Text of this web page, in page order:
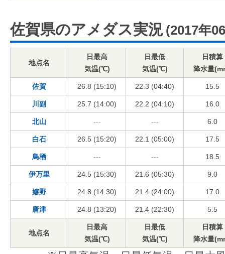
佐賀県のアメダス実況 (2017年
地点名
日最高
気温(℃)
日最低
気温(℃)
日積算
降水量
佐賀 26.8 (15:10) 22.3 (04:40) 15.5
川副 25.7 (14:00) 22.2 (04:10) 16.0
北山 --- --- 6.0
白石 26.5 (15:20) 22.1 (05:00) 17.5
鳥栖 --- --- 18.5
伊万里 24.5 (15:30) 21.6 (05:30) 9.0
嬉野 24.8 (14:30) 21.4 (24:00) 17.0
唐津 24.8 (13:20) 21.4 (22:30) 5.5
地点名
日最高
気温(℃)
日最低
気温(℃)
日積算
降水量